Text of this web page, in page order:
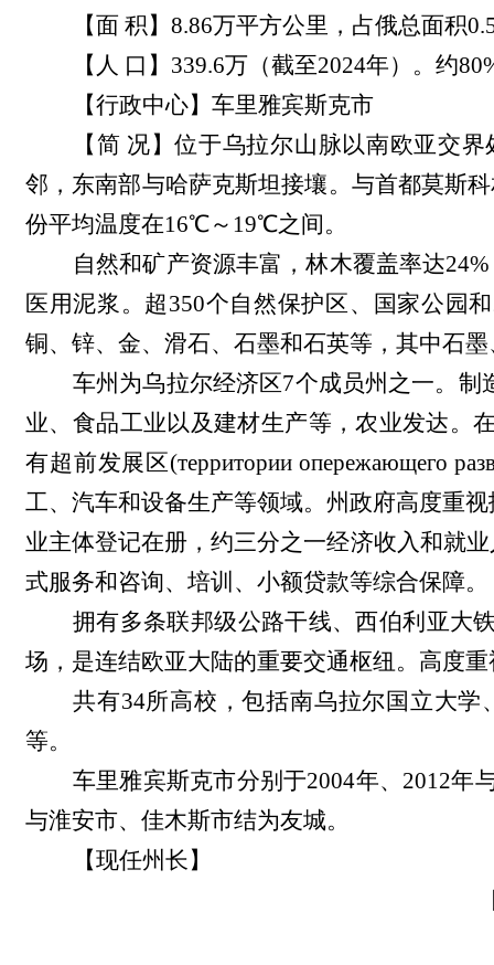
【面 积】8.86万平方公里，占俄总面
【人 口】339.6万（截至2024年）。
【行政中心】车里雅宾斯克市
【简 况】位于乌拉尔山脉以南欧亚交
邻，东南部与哈萨克斯坦接壤。与首都莫斯
份平均温度在16℃～19℃之间。
自然和矿产资源丰富，林木覆盖率达
医用泥浆。超350个自然保护区、国家公园
铜、锌、金、滑石、石墨和石英等，其中石
车州为乌拉尔经济区7个成员州之一。制
业、食品工业以及建材生产等，农业发达。
有超前发展区(территории опережающего
工、汽车和设备生产等领域。州政府高度重
业主体登记在册，约三分之一经济收入和就
式服务和咨询、培训、小额贷款等综合保障。
拥有多条联邦级公路干线、西伯利亚大
场，是连结欧亚大陆的重要交通枢纽。高度
共有34所高校，包括南乌拉尔国立大
等。
车里雅宾斯克市分别于2004年、2012年
与淮安市、佳木斯市结为友城。
【现任州长】